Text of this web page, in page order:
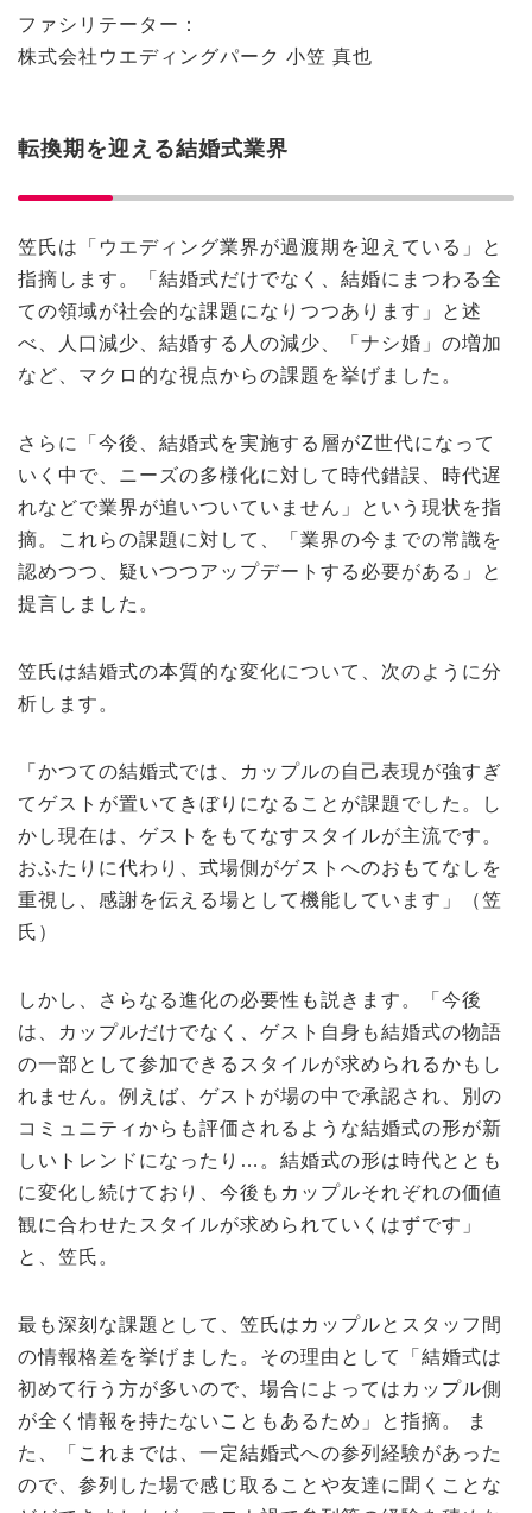
ファシリテーター：
株式会社ウエディングパーク 小笠 真也
転換期を迎える結婚式業界
笠氏は「ウエディング業界が過渡期を迎えている」と
指摘します。「結婚式だけでなく、結婚にまつわる全
ての領域が社会的な課題になりつつあります」と述
べ、人口減少、結婚する人の減少、「ナシ婚」の増加
など、マクロ的な視点からの課題を挙げました。
さらに「今後、結婚式を実施する層がZ世代になって
いく中で、ニーズの多様化に対して時代錯誤、時代遅
れなどで業界が追いついていません」という現状を指
摘。これらの課題に対して、「業界の今までの常識を
認めつつ、疑いつつアップデートする必要がある」と
提言しました。
笠氏は結婚式の本質的な変化について、次のように分
析します。
「かつての結婚式では、カップルの自己表現が強すぎ
てゲストが置いてきぼりになることが課題でした。し
かし現在は、ゲストをもてなすスタイルが主流です。
おふたりに代わり、式場側がゲストへのおもてなしを
重視し、感謝を伝える場として機能しています」（笠
氏）
しかし、さらなる進化の必要性も説きます。「今後
は、カップルだけでなく、ゲスト自身も結婚式の物語
の一部として参加できるスタイルが求められるかもし
れません。例えば、ゲストが場の中で承認され、別の
コミュニティからも評価されるような結婚式の形が新
しいトレンドになったり…。結婚式の形は時代ととも
に変化し続けており、今後もカップルそれぞれの価値
観に合わせたスタイルが求められていくはずです」
と、笠氏。
最も深刻な課題として、笠氏はカップルとスタッフ間
の情報格差を挙げました。その理由として「結婚式は
初めて行う方が多いので、場合によってはカップル側
が全く情報を持たないこともあるため」と指摘。 ま
た、「これまでは、一定結婚式への参列経験があった
ので、参列した場で感じ取ることや友達に聞くことな